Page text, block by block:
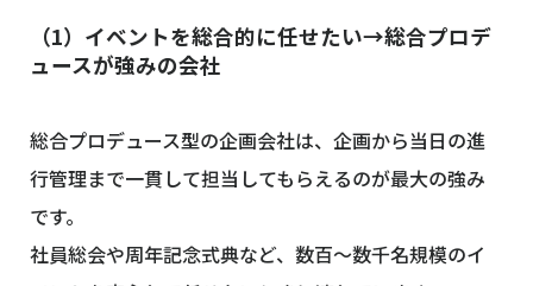
（1）イベントを総合的に任せたい→総合プロデ
ュースが強みの会社
総合プロデュース型の企画会社は、企画から当日の進
行管理まで一貫して担当してもらえるのが最大の強み
です。
社員総会や周年記念式典など、数百～数千名規模のイ